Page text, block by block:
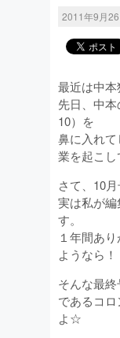
2011年9月26
最近は中本
先日、中
10）を
鼻に入れ
業を起こし
さて、10
実は私が
す。
１年間あ
ようなら！
そんな最
であるコ
よ☆